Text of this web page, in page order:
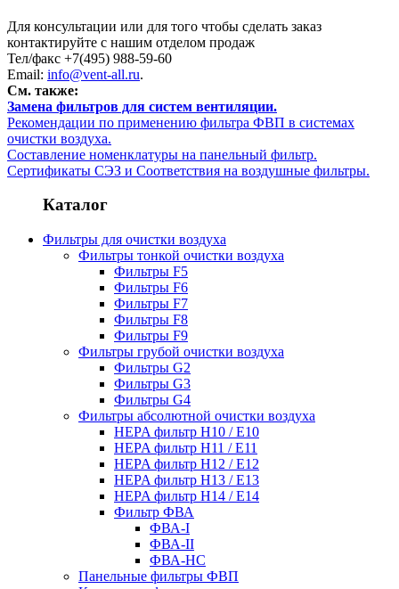
Для консультации или для того чтобы сделать заказ
контактируйте с нашим отделом продаж
Тел/факс +7(495) 988-59-60
Email: info@vent-all.ru.
См. также:
Замена фильтров для систем вентиляции.
Рекомендации по применению фильтра ФВП в системах
очистки воздуха.
Составление номенклатуры на панельный фильтр.
Сертификаты СЭЗ и Соответствия на воздушные фильтры.
Каталог
Фильтры для очистки воздуха
Фильтры тонкой очистки воздуха
Фильтры F5
Фильтры F6
Фильтры F7
Фильтры F8
Фильтры F9
Фильтры грубой очистки воздуха
Фильтры G2
Фильтры G3
Фильтры G4
Фильтры абсолютной очистки воздуха
HEPA фильтр H10 / E10
HEPA фильтр H11 / E11
HEPA фильтр H12 / E12
HEPA фильтр H13 / E13
HEPA фильтр H14 / E14
Фильтр ФВА
ФВА-I
ФВА-II
ФВА-HC
Панельные фильтры ФВП